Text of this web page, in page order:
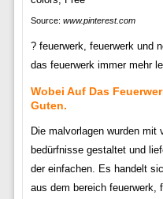
Source: www.pinterest.com
? feuerwerk, feuerwerk und
das feuerwerk immer mehr
Wobei Auf Das
Guten.
Die malvorlagen wurden
bedürfnisse gestaltet und
der einfachen. Es handelt
aus dem bereich feuerwerk,